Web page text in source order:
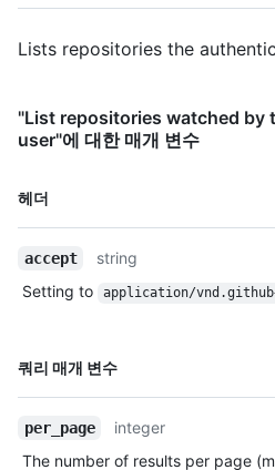
Lists repositories the
"List repositories watched by
user"에 대한 매개 변수
헤더
이름,
accept
string
Setting to
application/
쿼리 매개 변수
이름,
per_page
integer
The number of results per page